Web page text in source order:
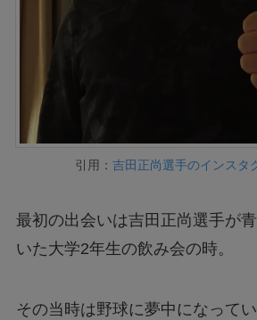
引用： 吉田正尚選手のインスタ
最初の出会いは吉田正尚選手が
いた大学2年生の飲み会の時。
その当時は野球に夢中になって